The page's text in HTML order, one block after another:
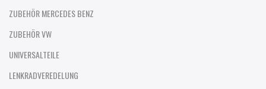
ZUBEHÖR MERCEDES BENZ
ZUBEHÖR VW
UNIVERSALTEILE
LENKRADVEREDELUNG